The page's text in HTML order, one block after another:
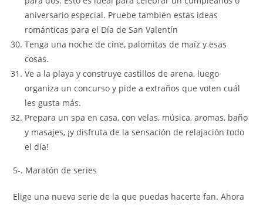
aniversario especial. Pruebe también estas ideas
románticas para el Día de San Valentín
Tenga una noche de cine, palomitas de maíz y esas
cosas.
Ve a la playa y construye castillos de arena, luego
organiza un concurso y pide a extraños que voten cuál
les gusta más.
Prepara un spa en casa, con velas, música, aromas, baño
y masajes, ¡y disfruta de la sensación de relajación todo
el día!
5-. Maratón de series
Elige una nueva serie de la que puedas hacerte fan. Ahora